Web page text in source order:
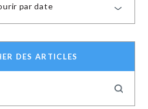
par date
DES ARTICLES